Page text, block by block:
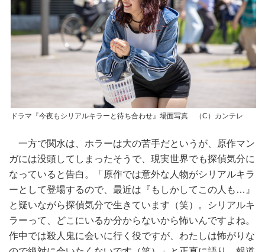
ドラマ『今夜もシリアルキラーと待ち合わせ』場面写真 （C）カンテレ
一方で関水は、ホラーは大の苦手だというが、原作マン
ガには没頭してしまったそうで、現実世界でも探偵気分に
なっていると告白。「原作では意外な人物がシリアルキラ
ーとして登場するので、最近は『もしかしてこの人も…』
と疑いながら探偵気分で生きています（笑）。シリアルキ
ラーって、どこにいるか分からないから怖いんですよね。
作中では殺人鬼に会いに行く役ですが、わたしは怖がりな